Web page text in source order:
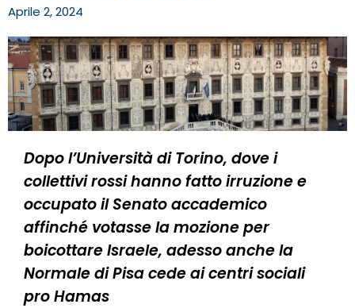
Aprile 2, 2024
Dopo l’Università di Torino, dove i
collettivi rossi hanno fatto irruzione e
occupato il Senato accademico
affinché votasse la mozione per
boicottare Israele, adesso anche la
Normale di Pisa cede ai centri sociali
pro Hamas